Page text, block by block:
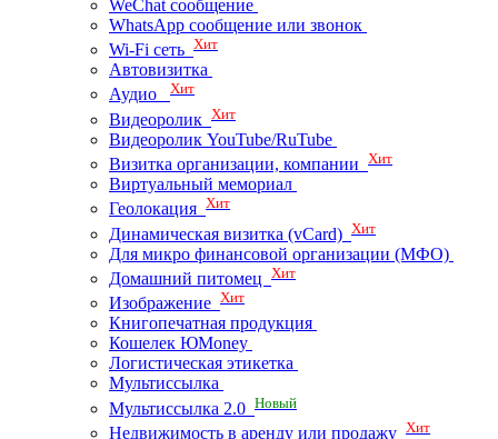
WeChat сообщение
WhatsApp сообщение или звонок
Wi-Fi сеть Хит
Автовизитка
Аудио Хит
Видеоролик Хит
Видеоролик YouTube/RuTube
Визитка организации, компании Хит
Виртуальный мемориал
Геолокация Хит
Динамическая визитка (vCard) Хит
Для микро финансовой организации (МФО)
Домашний питомец Хит
Изображение Хит
Книгопечатная продукция
Кошелек ЮMoney
Логистическая этикетка
Мультиссылка
Мультиссылка 2.0 Новый
Недвижимость в аренду или продажу Хит